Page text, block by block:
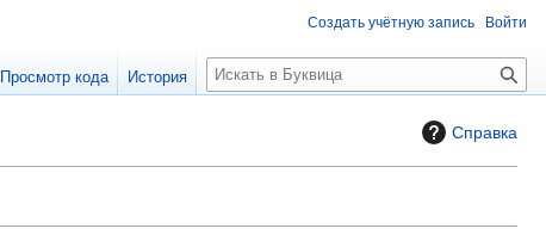
Справка
Создать учётную запись Войти
Просмотр кода История
П
о
к